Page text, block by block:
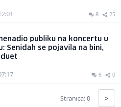
8 25
publiku na koncertu u
Senidah se pojavila na bini,
6 0
Stranica: 0 >